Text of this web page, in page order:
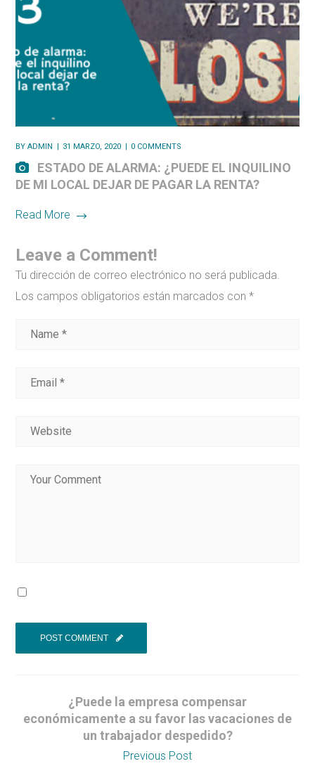
BYADMIN 31 MARZO, 2020 0 COMMENTS
ESTADO DE ALARMA: ¿PUEDE EL INQUILINO
DE MI LOCAL DEJAR DE PAGAR LA RENTA?
Read More
Leave a Comment!
Tu dirección de correo electrónico no será publicada.
Los campos obligatorios están marcados con*
¿Puede la empresa compensar
económicamente a su favor las vacaciones de
un trabajador despedido?
Previous Post